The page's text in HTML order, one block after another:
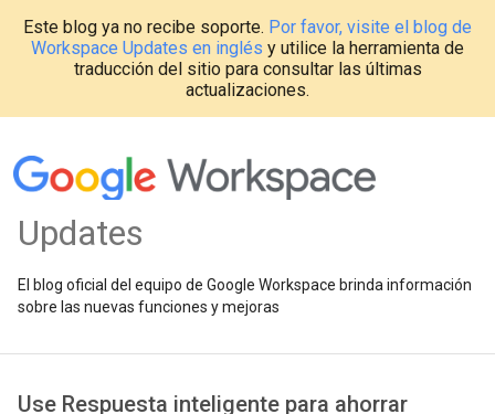
Este blog ya no recibe soporte. Por favor, visite el blog de
Workspace Updates en inglés y utilice la herramienta de
traducción del sitio para consultar las últimas
actualizaciones.
Updates
El blog oficial del equipo de Google Workspace brinda información
sobre las nuevas funciones y mejoras
Use Respuesta inteligente para ahorrar